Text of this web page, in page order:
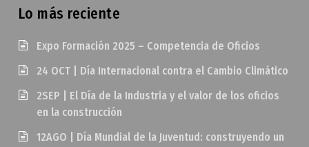
Lo más reciente
Expo Formación 2025 – Competencia de Oficios
24 OCT | Día Internacional contra el Cambio Climático
2SEP | El Día de la Industria y el valor de los oficios
en la construcción
12AGO | Día Mundial de la Juventud: construyendo un